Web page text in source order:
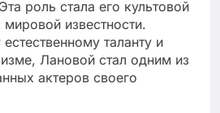
роль стала его культовой
известности.
таланту и
Лановой стал одним из
актеров своего